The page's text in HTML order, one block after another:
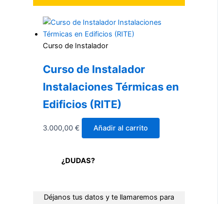
Curso de Instalador
Curso de Instalador
Instalaciones Térmicas en
Edificios (RITE)
3.000,00 € Añadir al carrito
¿DUDAS?
Déjanos tus datos y te llamaremos para